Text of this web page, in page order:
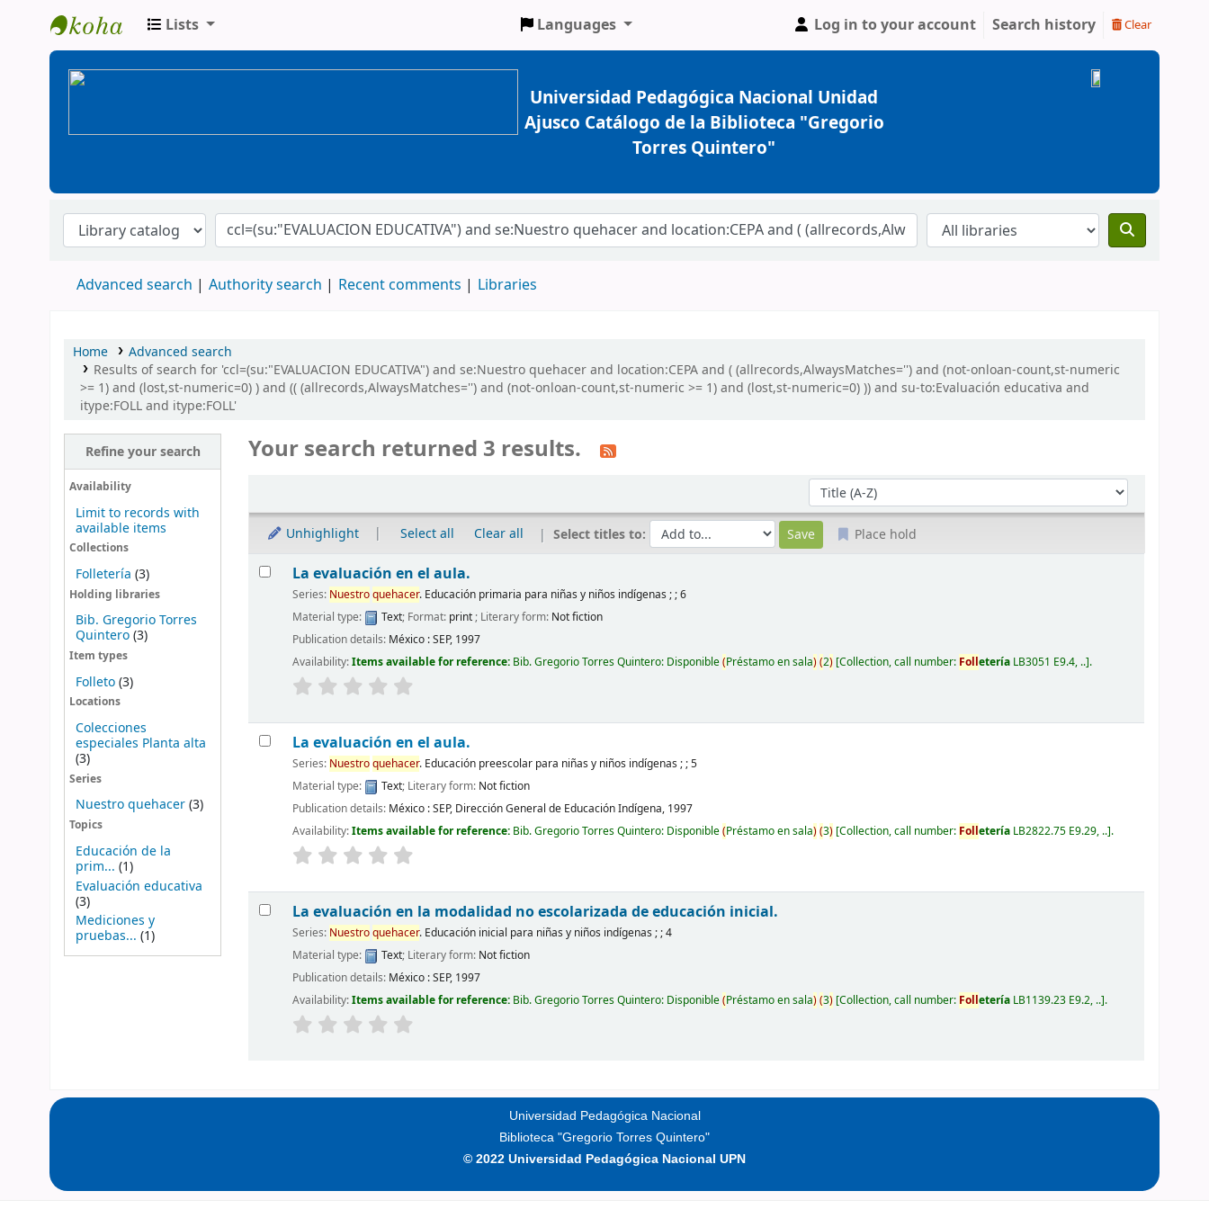
BiblioGTQ
Lists Languages Log in to your account Search history Clear
Universidad Pedagógica Nacional Unidad
Ajusco Catálogo de la Biblioteca "Gregorio
Torres Quintero"
Advanced search Authority search Recent comments Libraries
Home
Advanced search
Results of search for 'ccl=(su:"EVALUACION EDUCATIVA") and se:Nuestro quehacer and location:CEPA and ( (allrecords,AlwaysMatches='') and (not-onloan-count,st-numeric
>= 1) and (lost,st-numeric=0) ) and (( (allrecords,AlwaysMatches='') and (not-onloan-count,st-numeric >= 1) and (lost,st-numeric=0) )) and su-to:Evaluación educativa and
itype:FOLL and itype:FOLL'
Refine your search
Availability
Limit to records with
available items
Collections
Folletería (3)
Holding libraries
Bib. Gregorio Torres
Quintero(3)
Item types
Folleto(3)
Locations
Colecciones
especiales Planta alta
(3)
Series
Nuestro quehacer(3)
Topics
Educación de la
prim... (1)
Evaluación educativa
(3)
Mediciones y
pruebas... (1)
Your search returned 3 results.
Sort by:
Unhighlight Select all Clear all Select titles to: Place hold
Results
La evaluación en el aula.
Series: Nuestroquehacer. Educación primaria para niñas y niños indígenas ; ; 6
Material type:
Text; Format: print; Literary form: Not fiction
Publication details: México :SEP, 1997
Availability:Items available for reference: Bib. Gregorio Torres Quintero: Disponible(Préstamo en sala)(2) Collection, call number: Folletería LB3051 E9.4, .. .
La evaluación en el aula.
Series: Nuestroquehacer. Educación preescolar para niñas y niños indígenas ; ; 5
Material type:
Text; Literary form: Not fiction
Publication details: México :SEP, Dirección General de Educación Indígena, 1997
Availability:Items available for reference: Bib. Gregorio Torres Quintero: Disponible(Préstamo en sala)(3) Collection, call number: Folletería LB2822.75 E9.29, .. .
La evaluación en la modalidad no escolarizada de educación inicial.
Series: Nuestroquehacer. Educación inicial para niñas y niños indígenas ; ; 4
Material type:
Text; Literary form: Not fiction
Publication details: México :SEP, 1997
Availability:Items available for reference: Bib. Gregorio Torres Quintero: Disponible(Préstamo en sala)(3) Collection, call number: Folletería LB1139.23 E9.2, .. .
Universidad Pedagógica Nacional
Biblioteca "Gregorio Torres Quintero"
© 2022 Universidad Pedagógica Nacional UPN